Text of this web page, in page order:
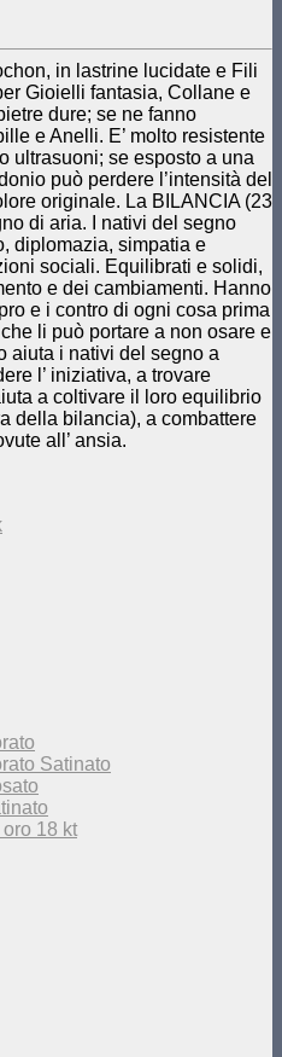
in lastrine lucidate e Fili
Gioielli fantasia, Collane e
dure; se ne fanno
e Anelli. E’ molto resistente
ultrasuoni; se esposto a una
può perdere l’intensità del
originale. La BILANCIA (23
di aria. I nativi del segno
diplomazia, simpatia e
sociali. Equilibrati e solidi,
e dei cambiamenti. Hanno
e i contro di ogni cosa prima
li può portare a non osare e
aiuta i nativi del segno a
l’ iniziativa, a trovare
a coltivare il loro equilibrio
della bilancia), a combattere
all’ ansia.
Satinato
oro 18 kt